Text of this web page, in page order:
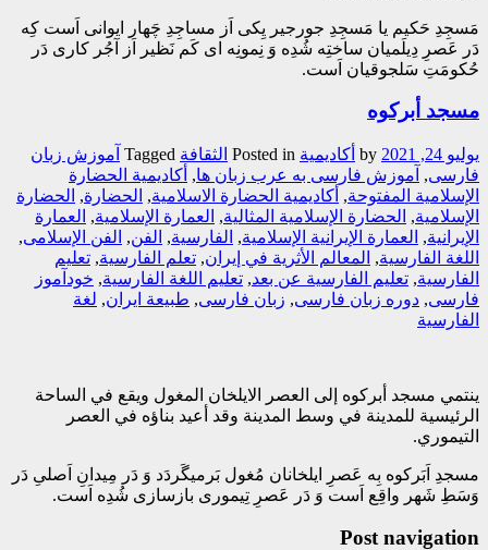
مَسجِدِ حَکیم یا مَسجِدِ جورجیر یِکی اَز مساجِدِ چَهار ایوانی اَست کِه
دَر عَصرِ دِیلَمیان ساختِه شُدِه وَ نِمونِه ای کَم نَظیر اَز آجُر کاری دَر
حُکومَتِ سَلجوقیان اَست.
مسجد أبركوه
يوليو 24, 2021 أکادیمیة Posted in الثقافة Tagged آموزش زبان
فارسی, آموزش فارسی به عرب زبان ها, أکادیمیة الحضارة
الإسلامیة المفتوحة, أکادیمیة الحضارة الاسلامیة, الحضارة, الحضارة
الإسلامية, الحضارة الإسلامية المثالية, العمارة الإسلامیة, العمارة
الإیرانیة, العمارة الإیرانیة الإسلامیة, الفارسیة, الفن, الفن الإسلامی,
اللغة الفارسیة, المعالم الأثریة في إیران, تعلم الفارسیة, تعلیم
الفارسیة, تعلیم الفارسیة عن بعد, تعلیم اللغة الفارسیة, خودآموز
فارسی, دوره زبان فارسی, زبان فارسی, طبیعة ایران, لغة
الفارسیة
ينتمي مسجد أبركوه إلى العصر الایلخان المغول ويقع في الساحة
الرئيسية للمدينة في وسط المدينة وقد أعيد بناؤه في العصر
التيموري.
مسجدِ اَبَرکوه بِه عَصرِ ایلخانان مُغول بَرمیگَردَد وَ دَر مِیدانِ اَصلیِ دَر
وَسَطِ شَهر واقِع اَست وَ دَر عَصرِ تِیموری بازسازی شُدِه اَست.
Post navigation